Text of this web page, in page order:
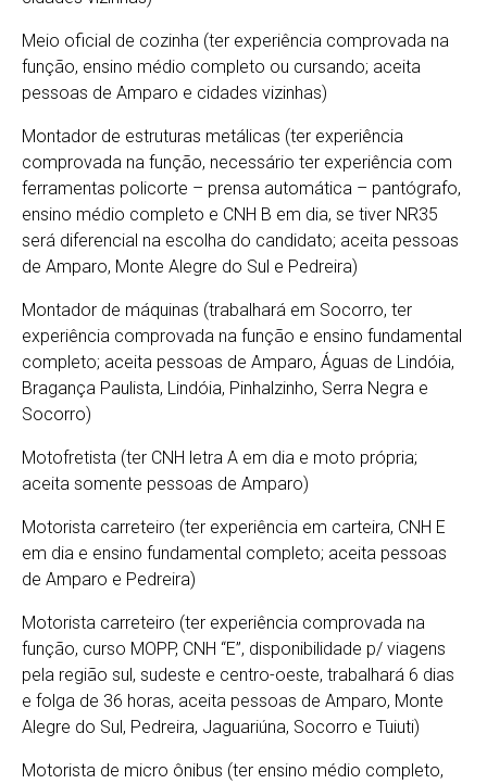
Meio oficial de cozinha (ter experiência comprovada na
função, ensino médio completo ou cursando; aceita
pessoas de Amparo e cidades vizinhas)
Montador de estruturas metálicas (ter experiência
comprovada na função, necessário ter experiência com
ferramentas policorte – prensa automática – pantógrafo,
ensino médio completo e CNH B em dia, se tiver NR35
será diferencial na escolha do candidato; aceita pessoas
de Amparo, Monte Alegre do Sul e Pedreira)
Montador de máquinas (trabalhará em Socorro, ter
experiência comprovada na função e ensino fundamental
completo; aceita pessoas de Amparo, Águas de Lindóia,
Bragança Paulista, Lindóia, Pinhalzinho, Serra Negra e
Socorro)
Motofretista (ter CNH letra A em dia e moto própria;
aceita somente pessoas de Amparo)
Motorista carreteiro (ter experiência em carteira, CNH E
em dia e ensino fundamental completo; aceita pessoas
de Amparo e Pedreira)
Motorista carreteiro (ter experiência comprovada na
função, curso MOPP, CNH “E”, disponibilidade p/ viagens
pela região sul, sudeste e centro-oeste, trabalhará 6 dias
e folga de 36 horas, aceita pessoas de Amparo, Monte
Alegre do Sul, Pedreira, Jaguariúna, Socorro e Tuiuti)
Motorista de micro ônibus (ter ensino médio completo,